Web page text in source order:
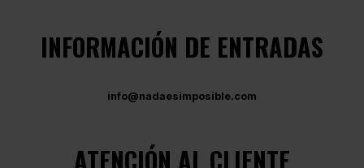
INFORMACIÓN DE ENTRADAS
info@nadaesimposible.com
ATENCIÓN AL CLIENTE